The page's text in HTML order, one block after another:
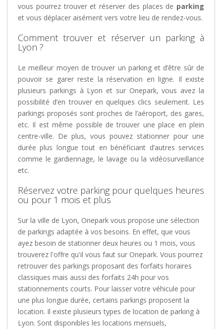
vous pourrez trouver et réserver des places de parking
et vous déplacer aisément vers votre lieu de rendez-vous.
Comment trouver et réserver un parking à
Lyon ?
Le meilleur moyen de trouver un parking et d’être sûr de
pouvoir se garer reste la réservation en ligne. Il existe
plusieurs parkings à Lyon et sur Onepark, vous avez la
possibilité d’en trouver en quelques clics seulement. Les
parkings proposés sont proches de l’aéroport, des gares,
etc. Il est même possible de trouver une place en plein
centre-ville. De plus, vous pouvez stationner pour une
durée plus longue tout en bénéficiant d’autres services
comme le gardiennage, le lavage ou la vidéosurveillance
etc.
Réservez votre parking pour quelques heures
ou pour 1 mois et plus
Sur la ville de Lyon, Onepark vous propose une sélection
de parkings adaptée à vos besoins. En effet, que vous
ayez besoin de stationner deux heures ou 1 mois, vous
trouverez l'offre qu'il vous faut sur Onepark. Vous pourrez
retrouver des parkings proposant des forfaits horaires
classiques mais aussi des forfaits 24h pour vos
stationnements courts. Pour laisser votre véhicule pour
une plus longue durée, certains parkings proposent la
location. Il existe plusieurs types de location de parking à
Lyon. Sont disponibles les locations mensuels,